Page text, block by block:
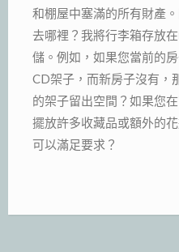
和棚屋中塞滿的所有財產
去哪裡？我將行李箱存放
儲。例如，如果您當前的
CD架子，而新房子沒有，
的架子留出空間？如果您
擺放許多收藏品或額外的
可以滿足要求？